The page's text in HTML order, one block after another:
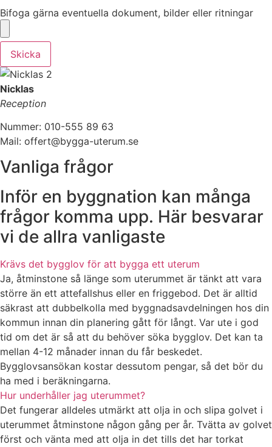
Bifoga gärna eventuella dokument, bilder eller ritningar
Skicka
Nicklas
Reception
Nummer: 010-555 89 63
Mail: offert@bygga-uterum.se
Vanliga frågor
Inför en byggnation kan många
frågor komma upp. Här besvarar
vi de allra vanligaste
Krävs det bygglov för att bygga ett uterum
Ja, åtminstone så länge som uterummet är tänkt att vara
större än ett attefallshus eller en friggebod. Det är alltid
säkrast att dubbelkolla med byggnadsavdelningen hos din
kommun innan din planering gått för långt. Var ute i god
tid om det är så att du behöver söka bygglov. Det kan ta
mellan 4-12 månader innan du får beskedet.
Bygglovsansökan kostar dessutom pengar, så det bör du
ha med i beräkningarna.
Hur underhåller jag uterummet?
Det fungerar alldeles utmärkt att olja in och slipa golvet i
uterummet åtminstone någon gång per år. Tvätta av golvet
först och vänta med att olja in det tills det har torkat